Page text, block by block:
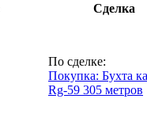
Сделка
По сделке:
Покупка: Бухта
Rg-59 305 метров